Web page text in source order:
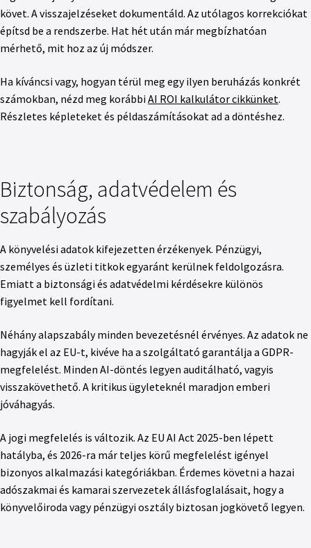
követ. A visszajelzéseket dokumentáld. Az utólagos korrekciókat
építsd be a rendszerbe. Hat hét után már megbízhatóan
mérhető, mit hoz az új módszer.
Ha kíváncsi vagy, hogyan térül meg egy ilyen beruházás konkrét
számokban, nézd meg korábbiAI ROI kalkulátor cikkünket.
Részletes képleteket és példaszámításokat ad a döntéshez.
Biztonság, adatvédelem és
szabályozás
A könyvelési adatok kifejezetten érzékenyek. Pénzügyi,
személyes és üzleti titkok egyaránt kerülnek feldolgozásra.
Emiatt a biztonsági és adatvédelmi kérdésekre különös
figyelmet kell fordítani.
Néhány alapszabály minden bevezetésnél érvényes. Az adatok ne
hagyják el az EU-t, kivéve ha a szolgáltató garantálja a GDPR-
megfelelést. Minden AI-döntés legyen auditálható, vagyis
visszakövethető. A kritikus ügyleteknél maradjon emberi
jóváhagyás.
A jogi megfelelés is változik. Az EU AI Act 2025-ben lépett
hatályba, és 2026-ra már teljes körű megfelelést igényel
bizonyos alkalmazási kategóriákban. Érdemes követni a hazai
adószakmai és kamarai szervezetek állásfoglalásait, hogy a
könyvelőiroda vagy pénzügyi osztály biztosan jogkövető legyen.